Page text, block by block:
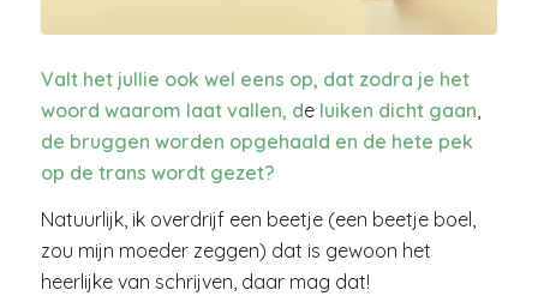
Valt het jullie ook wel eens op, dat zodra je het
woord waarom laat vallen, deluiken dicht gaan
de bruggen worden opgehaald en de hete pek
op de trans wordt gezet?
Natuurlijk, ik overdrijf een beetje (een beetje boel,
zou mijn moeder zeggen) dat is gewoon het
heerlijke van schrijven, daar mag dat!